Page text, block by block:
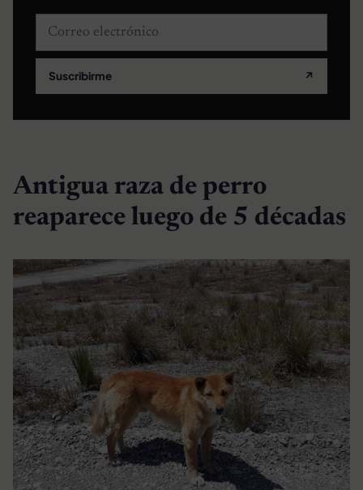
Correo electrónico
Suscribirme ↗
Antigua raza de perro
reaparece luego de 5 décadas